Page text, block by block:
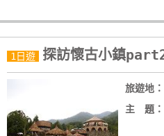
訂
1日遊 探訪懷古小鎮
旅遊地：
主 題：